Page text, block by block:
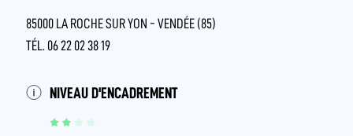
85000 LA ROCHE SUR YON - VENDÉE (85)
TÉL. 06 22 02 38 19
NIVEAU D'ENCADREMENT